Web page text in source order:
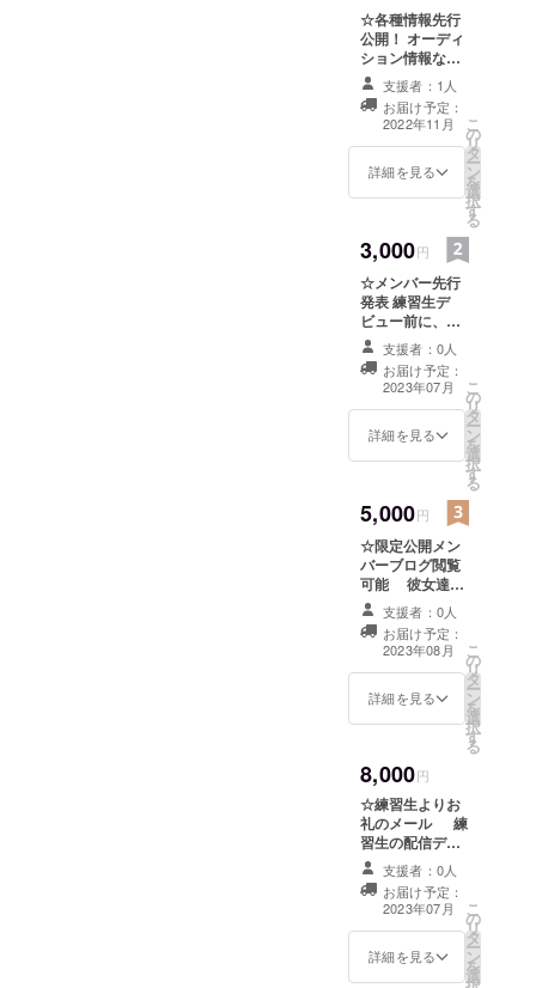
☆各種情報先行
公開！ オーディ
ション情報な
ど、配信デ
ビュー前までの
各種情報を公式
SNSでの解禁前
にご報告いたし
ます！ライバー
にもおすすめで
す
支援者：1人
お届け予定：
2022年11月
詳細を見る
こ
の
リ
タ
ー
ン
を
選
択
す
る
3,000円
☆メンバー先行
発表 練習生デ
ビュー前に、公
式SNSでの発表
に先がけて、メ
ンバーのプロ
フィールとビ
ジュアルを先行
公開致します！
すすめ！
支援者：0人
お届け予定：
2023年07月
詳細を見る
こ
の
リ
タ
ー
ン
を
選
択
す
る
5,000円
☆限定公開メン
バーブログ閲覧
可能 彼女達の
ブログが読める
チャンスはここ
だけ！メンバー
のブログが読め
る限定公開パス
ワードをお送り
支援者：0人
お届け予定：
2023年08月
詳細を見る
こ
の
リ
タ
ー
ン
を
選
択
す
る
8,000円
☆練習生よりお
礼のメール 練
習生の配信デ
ビュー後に練習
生本人よりお礼
のメールを送ら
せていただきま
す！ (メールに記
載するお名前の
支援者：0人
お届け予定：
2023年07月
詳細を見る
こ
の
リ
タ
ー
ン
を
選